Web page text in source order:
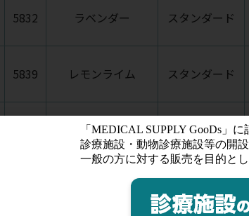
5832 ラベンダー スタンダード
5839 レモンライム スタンダード
ラズベリー 真鍮色
カリビアンブルー